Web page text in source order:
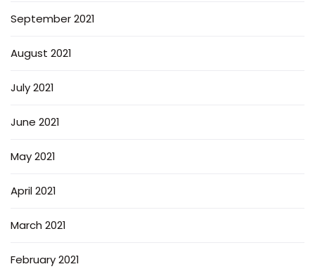
September 2021
August 2021
July 2021
June 2021
May 2021
April 2021
March 2021
February 2021